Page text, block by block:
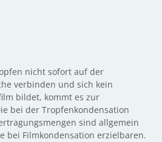
nicht sofort auf der
verbinden und sich kein
bildet, kommt es zur
bei der Tropfenkondensation
sind allgemein
bei Filmkondensation erzielbaren.